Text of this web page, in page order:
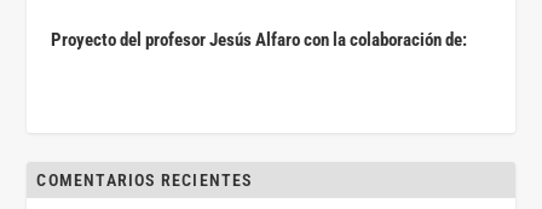
Proyecto del profesor Jesús Alfaro con la colaboración de:
COMENTARIOS RECIENTES